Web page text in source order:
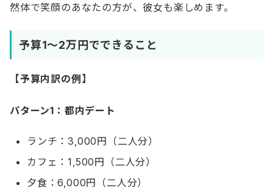
然体で笑顔のあなたの方が、彼女も楽しめます。
予算1〜2万円でできること
【予算内訳の例】
パターン1：都内デート
ランチ：3,000円（二人分）
カフェ：1,500円（二人分）
夕食：6,000円（二人分）